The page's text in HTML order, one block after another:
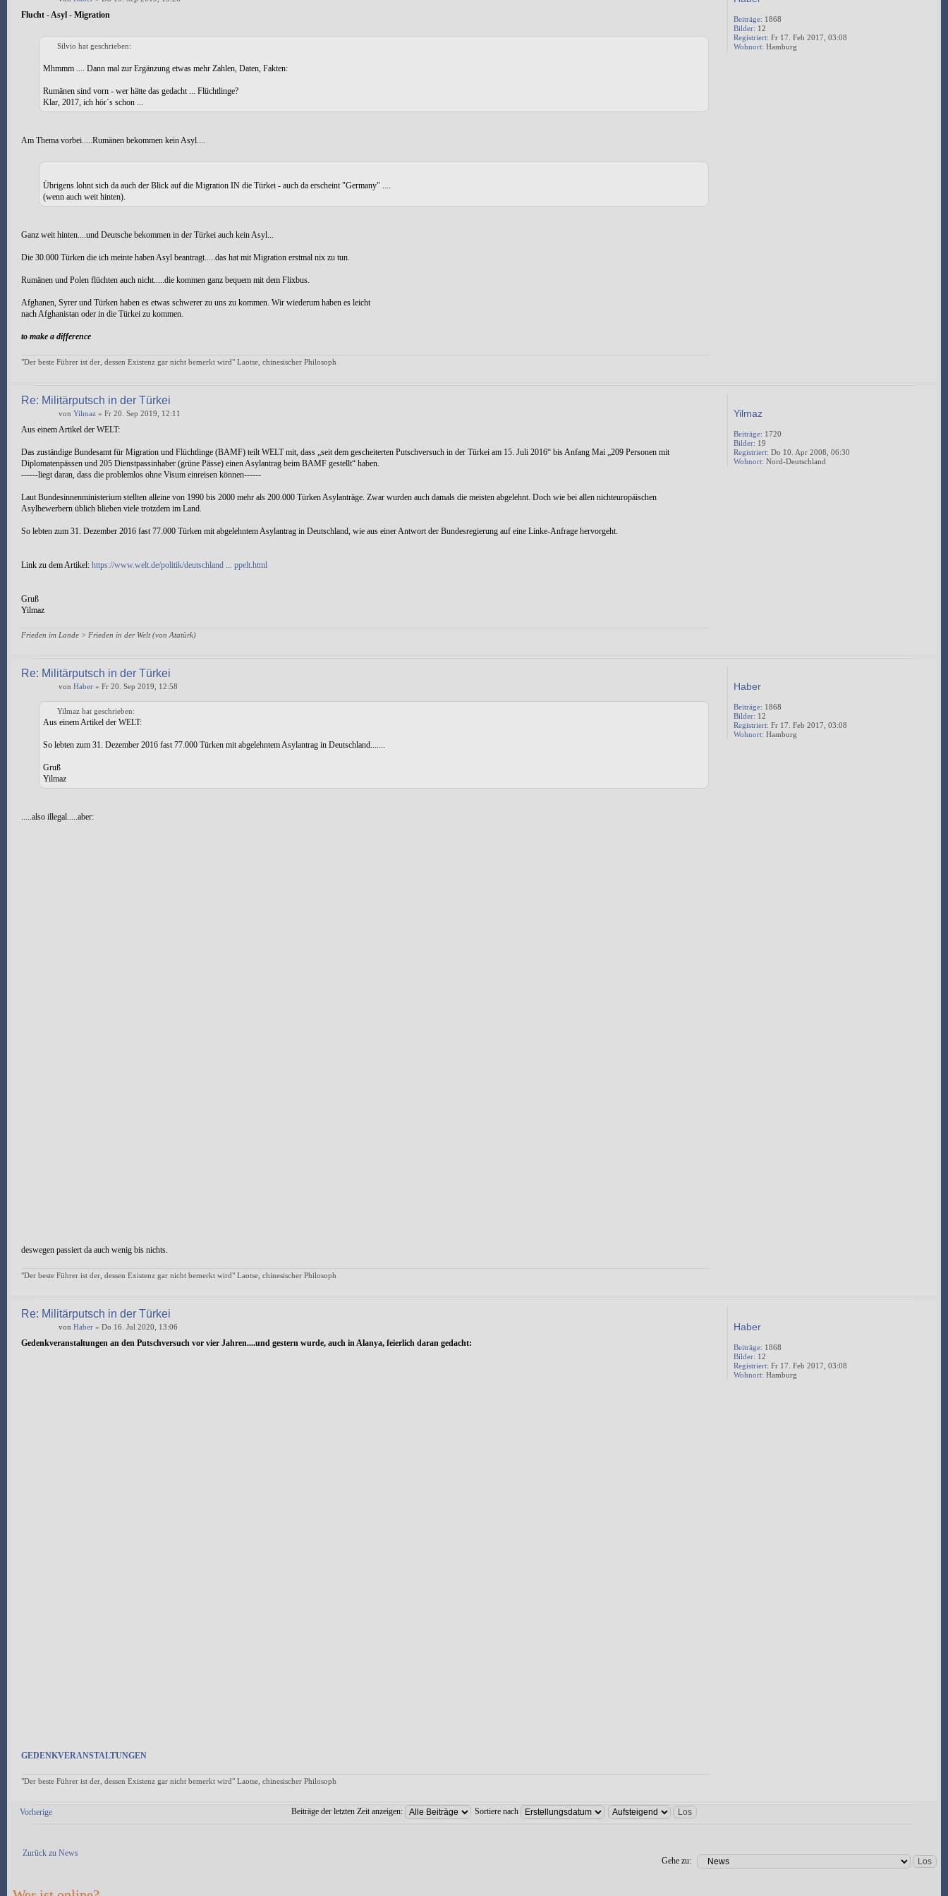
Flucht - Asyl - Migration
Silvio hat geschrieben:
Mhmmm .... Dann mal zur Ergänzung etwas mehr Zahlen, Daten, Fakten:
Rumänen sind vorn - wer hätte das gedacht ... Flüchtlinge?
Klar, 2017, ich hör´s schon ...
Am Thema vorbei.....Rumänen bekommen kein Asyl....
Übrigens lohnt sich da auch der Blick auf die Migration IN die Türkei - auch da erscheint "Germany" ....
(wenn auch weit hinten).
Ganz weit hinten....und Deutsche bekommen in der Türkei auch kein Asyl...
Die 30.000 Türken die ich meinte haben Asyl beantragt.....das hat mit Migration erstmal nix zu tun.
Rumänen und Polen flüchten auch nicht.....die kommen ganz bequem mit dem Flixbus.
Afghanen, Syrer und Türken haben es etwas schwerer zu uns zu kommen. Wir wiederum haben es leicht
nach Afghanistan oder in die Türkei zu kommen.
to make a difference
"Der beste Führer ist der, dessen Existenz gar nicht bemerkt wird" Laotse, chinesischer Philosoph
Beiträge: 1868
Bilder: 12
Registriert: Fr 17. Feb 2017, 03:08
Wohnort: Hamburg
Re: Militärputsch in der Türkei
von Yilmaz » Fr 20. Sep 2019, 12:11
Aus einem Artikel der WELT:
Das zuständige Bundesamt für Migration und Flüchtlinge (BAMF) teilt WELT mit, dass „seit dem gescheiterten Putschversuch in der Türkei am 15. Juli 2016“ bis Anfang Mai „209 Personen mit
Diplomatenpässen und 205 Dienstpassinhaber (grüne Pässe) einen Asylantrag beim BAMF gestellt“ haben.
------liegt daran, dass die problemlos ohne Visum einreisen können------
Laut Bundesinnenministerium stellten alleine von 1990 bis 2000 mehr als 200.000 Türken Asylanträge. Zwar wurden auch damals die meisten abgelehnt. Doch wie bei allen nichteuropäischen
Asylbewerbern üblich blieben viele trotzdem im Land.
So lebten zum 31. Dezember 2016 fast 77.000 Türken mit abgelehntem Asylantrag in Deutschland, wie aus einer Antwort der Bundesregierung auf eine Linke-Anfrage hervorgeht.
Link zu dem Artikel: https://www.welt.de/politik/deutschland ... ppelt.html
Gruß
Yilmaz
Frieden im Lande > Frieden in der Welt (von Atatürk)
Yilmaz
Beiträge: 1720
Bilder: 19
Registriert: Do 10. Apr 2008, 06:30
Wohnort: Nord-Deutschland
Re: Militärputsch in der Türkei
von Haber » Fr 20. Sep 2019, 12:58
Yilmaz hat geschrieben:
Aus einem Artikel der WELT:
So lebten zum 31. Dezember 2016 fast 77.000 Türken mit abgelehntem Asylantrag in Deutschland.......
Gruß
Yilmaz
.....also illegal.....aber:
deswegen passiert da auch wenig bis nichts.
"Der beste Führer ist der, dessen Existenz gar nicht bemerkt wird" Laotse, chinesischer Philosoph
Haber
Beiträge: 1868
Bilder: 12
Registriert: Fr 17. Feb 2017, 03:08
Wohnort: Hamburg
Re: Militärputsch in der Türkei
von Haber » Do 16. Jul 2020, 13:06
Gedenkveranstaltungen an den Putschversuch vor vier Jahren....und gestern wurde, auch in Alanya, feierlich daran gedacht:
GEDENKVERANSTALTUNGEN
"Der beste Führer ist der, dessen Existenz gar nicht bemerkt wird" Laotse, chinesischer Philosoph
Haber
Beiträge: 1868
Bilder: 12
Registriert: Fr 17. Feb 2017, 03:08
Wohnort: Hamburg
Vorherige
Beiträge der letzten Zeit anzeigen: Sortiere nach
Zurück zu News
Gehe zu: